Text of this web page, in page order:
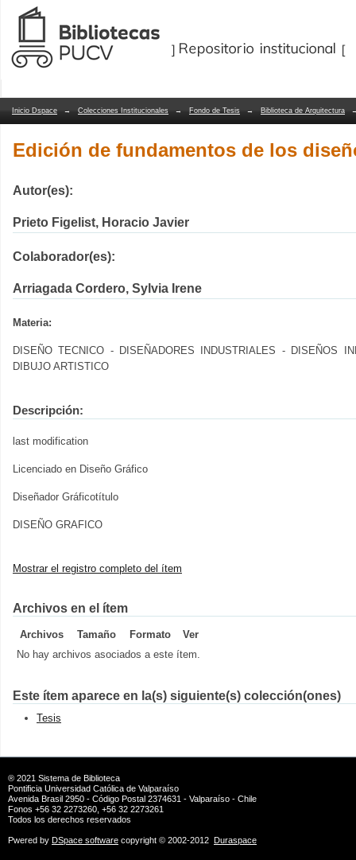
Edición de fundamentos de los
Repositorio Dspace/Manakin
Inicio Dspace → Colecciones Institucionales → Fondo de Tesis → Biblioteca de Arquitectura
Edición de fundamentos de los
Autor(es):
Prieto Figelist, Horacio Javier
Colaborador(es):
Arriagada Cordero, Sylvia Irene
Materia:
DISEÑO TECNICO - DISEÑADORES INDUSTRIALES - DISEÑOS
DIBUJO ARTISTICO
Descripción:
last modification
Licenciado en Diseño Gráfico
Diseñador Gráficotítulo
DISEÑO GRAFICO
Mostrar el registro completo del ítem
Archivos en el ítem
Archivos Tamaño Formato
Ver
No hay archivos asociados a este ítem.
Este ítem aparece en la(s) siguiente(s) colección(ones)
Tesis
® 2021 Sistema de Biblioteca
Pontificia Universidad Católica de Valparaíso
Avenida Brasil 2950 - Código Postal 2374631 - Valparaíso - Chile
Fonos +56 32 2273260, +56 32 2273261
Todos los derechos reservados
Pwered by DSpace software copyright © 2002-2012 Duraspace